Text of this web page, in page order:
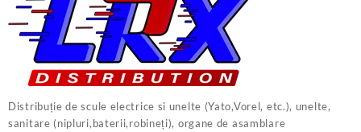
Distribuție de scule electrice si unelte (Yato,Vorel, etc.), unelte,
sanitare (nipluri,baterii,robineți), organe de asamblare